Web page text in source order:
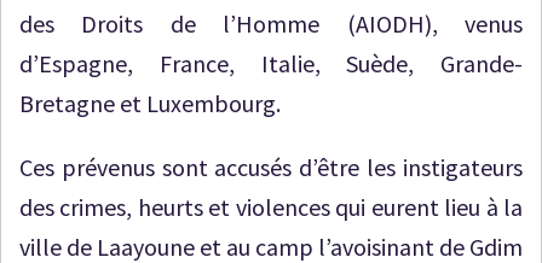
des Droits de l’Homme (AIODH), venus
d’Espagne, France, Italie, Suède, Grande-
Bretagne et Luxembourg.
Ces prévenus sont accusés d’être les instigateurs
des crimes, heurts et violences qui eurent lieu à la
ville de Laayoune et au camp l’avoisinant de Gdim